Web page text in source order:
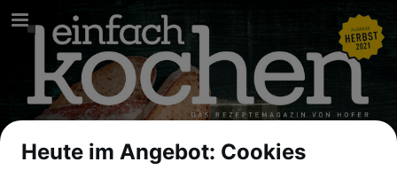
hofer.at
Seitenübersicht
Vollbild
PDF herunterladen
Heute im Angebot: Cookies